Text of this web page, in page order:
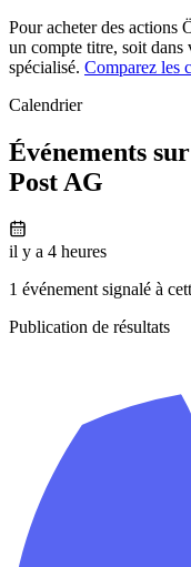
Pour acheter des actions
un compte titre, soit dans
spécialisé. Comparez les
Calendrier
Événements
Post AG
il y a 4 heures
1 événement signalé à
Publication de résultats